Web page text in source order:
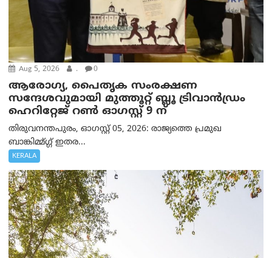
Aug 5, 2026 . 0
ആരോഗ്യ, പൈതൃക സംരക്ഷണ
സന്ദേശവുമായി മുത്തൂറ്റ് ബ്ലൂ ട്രിവാൻഡ്രം
ഹെറിറ്റേജ് റൺ ഓഗസ്റ്റ് 9 ന്
തിരുവനന്തപുരം, ഓഗസ്റ്റ് 05, 2026: രാജ്യത്തെ പ്രമുഖ
ബാങ്കിമ്മ്ഗ്ഗ് ഇതര...
KERALA